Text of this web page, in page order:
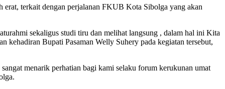
terkait dengan perjalanan FKUB Kota Sibolga yang akan
sekaligus studi tiru dan melihat langsung , dalam hal ini Kita
kehadiran Bupati Pasaman Welly Suhery pada kegiatan tersebut,
menarik perhatian bagi kami selaku forum kerukunan umat